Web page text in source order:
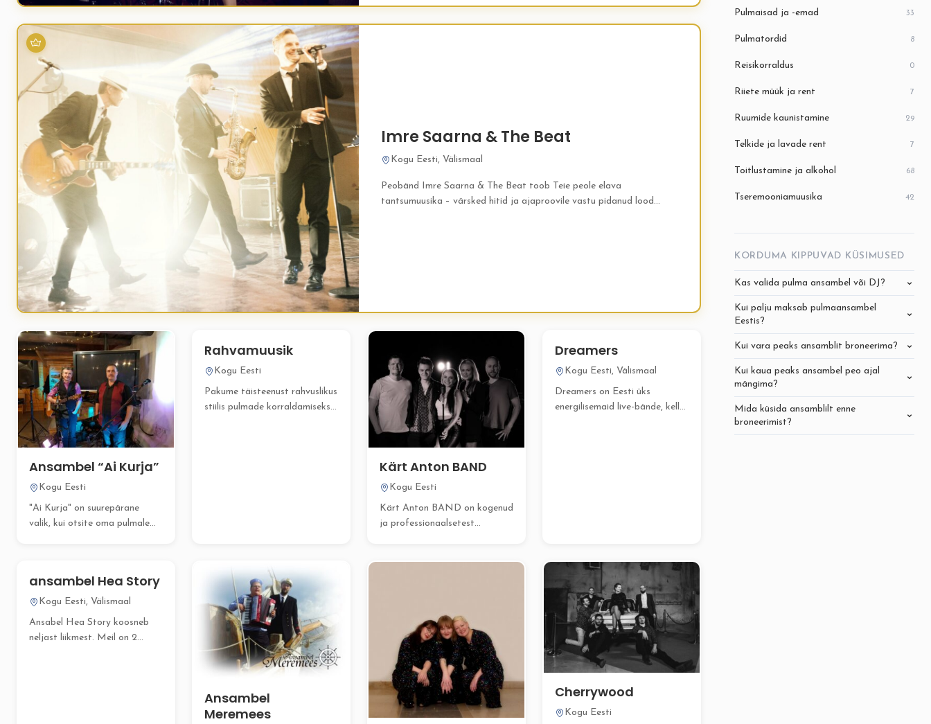
Imre Saarna & The Beat
Kogu Eesti, Välismaal
Peobänd Imre Saarna & The Beat toob Teie peole elava
tantsumuusika – värsked hitid ja ajaproovile vastu pidanud lood
Ansambel “Ai Kurja”
Kogu Eesti
"Ai Kurja" on suurepärane
valik, kui otsite oma pulmale
Rahvamuusik
Kogu Eesti
Pakume täisteenust rahvuslikus
stiilis pulmade korraldamiseks,
Kärt Anton BAND
Kogu Eesti
Kärt Anton BAND on kogenud
ja professionaalsetest
Dreamers
Kogu Eesti, Välismaal
Dreamers on Eesti üks
energilisemaid live-bände, kelle
ansambel Hea Story
Kogu Eesti, Välismaal
Ansabel Hea Story koosneb
neljast liikmest. Meil on 2
Ansambel
Meremees
Cherrywood
Kogu Eesti
Pulmaisad ja -emad 33
Pulmatordid 8
Reisikorraldus 0
Riiete müük ja rent 7
Ruumide kaunistamine 29
Telkide ja lavade rent 7
Toitlustamine ja alkohol 68
Tseremooniamuusika 42
KORDUMA KIPPUVAD KÜSIMUSED
Kas valida pulma ansambel või DJ?
Kui palju maksab pulmaansambel
Eestis?
Kui vara peaks ansamblit broneerima?
Kui kaua peaks ansambel peo ajal
mängima?
Mida küsida ansamblilt enne
broneerimist?